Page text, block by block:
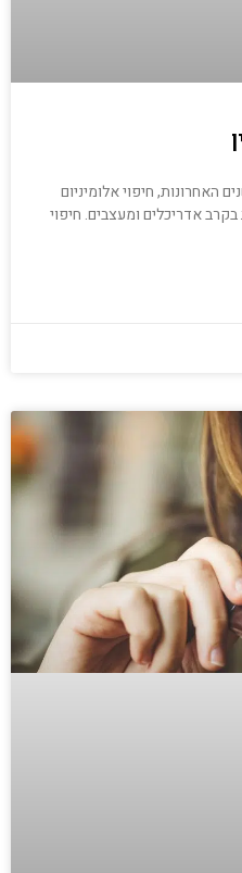
האחרונות, חיפוי אלומיניום
אדריכלים ומעצבים. חיפוי